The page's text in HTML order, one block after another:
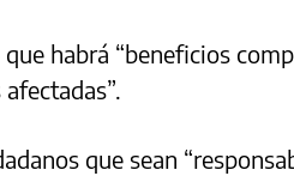
habrá “beneficios
que sean